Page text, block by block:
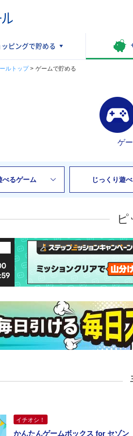
ピングで貯める
ルトップ> ゲームで貯める
ゲ
べるゲーム じっくり遊
イチオシ！
かんたんゲームボックス for セゾン